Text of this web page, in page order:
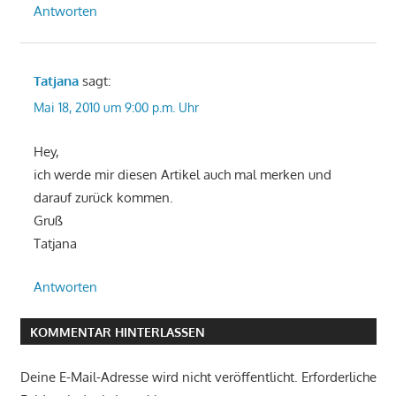
Antworten
Tatjana sagt:
Mai 18, 2010 um 9:00 p.m. Uhr
Hey,
ich werde mir diesen Artikel auch mal merken und
darauf zurück kommen.
Gruß
Tatjana
Antworten
KOMMENTAR HINTERLASSEN
Deine E-Mail-Adresse wird nicht veröffentlicht. Erforderliche